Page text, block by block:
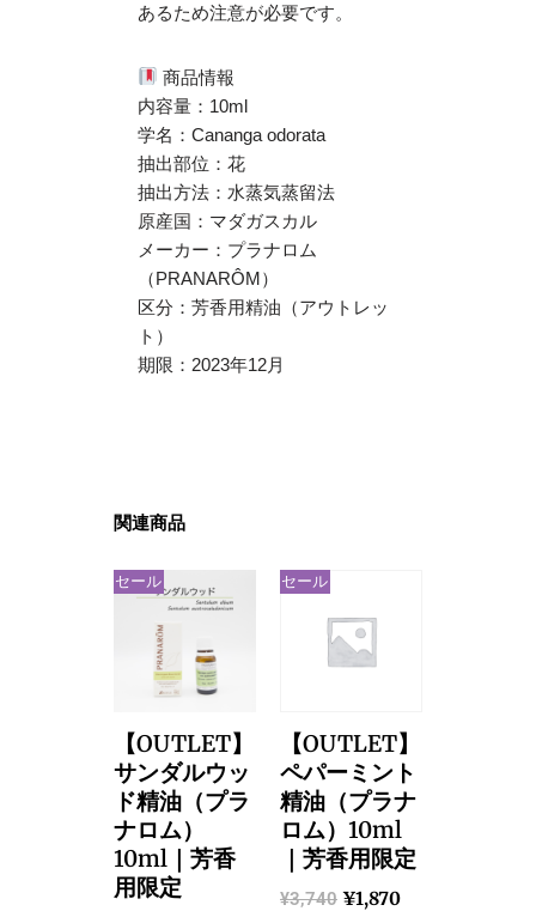
あるため注意が必要です。
商品情報
内容量：10ml
学名：Cananga odorata
抽出部位：花
抽出方法：水蒸気蒸留法
原産国：マダガスカル
メーカー：プラナロム
（PRANARÔM）
区分：芳香用精油（アウトレッ
ト）
期限：2023年12月
関連商品
セール
【OUTLET】
サンダルウッ
ド精油（プラ
ナロム）
10ml｜芳香
用限定
セール
【OUTLET】
ペパーミント
精油（プラナ
ロム）10ml
｜芳香用限定
¥3,740 ¥1,870